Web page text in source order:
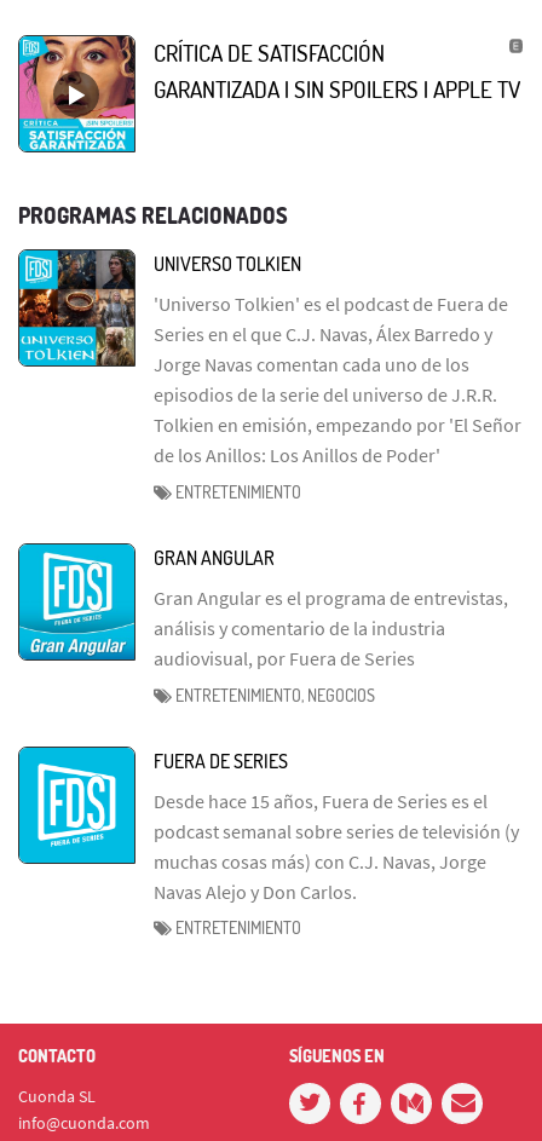
CRÍTICA DE SATISFACCIÓN
GARANTIZADA | SIN SPOILERS | APPLE TV
PROGRAMAS RELACIONADOS
UNIVERSO TOLKIEN
'Universo Tolkien' es el podcast de Fuera de
Series en el que C.J. Navas, Álex Barredo y
Jorge Navas comentan cada uno de los
episodios de la serie del universo de J.R.R.
Tolkien en emisión, empezando por 'El Señor
de los Anillos: Los Anillos de Poder'
ENTRETENIMIENTO
GRAN ANGULAR
Gran Angular es el programa de entrevistas,
análisis y comentario de la industria
audiovisual, por Fuera de Series
ENTRETENIMIENTO, NEGOCIOS
FUERA DE SERIES
Desde hace 15 años, Fuera de Series es el
podcast semanal sobre series de televisión (y
muchas cosas más) con C.J. Navas, Jorge
Navas Alejo y Don Carlos.
ENTRETENIMIENTO
CONTACTO
Cuonda SL
info@cuonda.com
SÍGUENOS EN